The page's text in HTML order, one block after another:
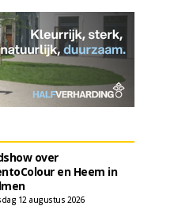
over
en Heem in
12 augustus 2026